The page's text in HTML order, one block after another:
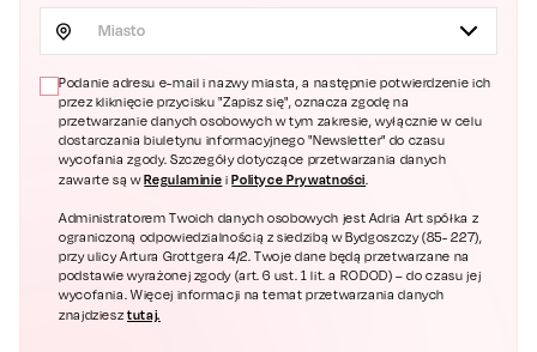
Miasto
Podanie adresu e-mail i nazwy miasta, a następnie potwierdzenie ich
przez kliknięcie przycisku "Zapisz się", oznacza zgodę na
przetwarzanie danych osobowych w tym zakresie, wyłącznie w celu
dostarczania biuletynu informacyjnego "Newsletter" do czasu
wycofania zgody. Szczegóły dotyczące przetwarzania danych
zawarte są wRegulaminie iPolityce Prywatności.
Administratorem Twoich danych osobowych jest Adria Art spółka z
ograniczoną odpowiedzialnością z siedzibą w Bydgoszczy (85- 227),
przy ulicy Artura Grottgera 4/2. Twoje dane będą przetwarzane na
podstawie wyrażonej zgody (art. 6 ust. 1 lit. a RODOD) – do czasu jej
wycofania. Więcej informacji na temat przetwarzania danych
znajdziesztutaj.